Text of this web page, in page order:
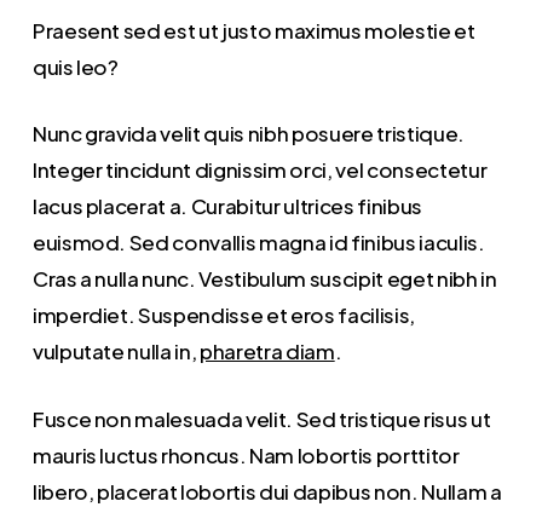
Praesent sed est ut justo maximus molestie et
quis leo?
Nunc gravida velit quis nibh posuere tristique.
Integer tincidunt dignissim orci, vel consectetur
lacus placerat a. Curabitur ultrices finibus
euismod. Sed convallis magna id finibus iaculis.
Cras a nulla nunc. Vestibulum suscipit eget nibh in
imperdiet. Suspendisse et eros facilisis,
vulputate nulla in,pharetra diam.
Fusce non malesuada velit. Sed tristique risus ut
mauris luctus rhoncus. Nam lobortis porttitor
libero, placerat lobortis dui dapibus non. Nullam a